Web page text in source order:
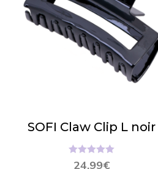
SOFI Claw Clip L noir
24.99€
Hinnanguga